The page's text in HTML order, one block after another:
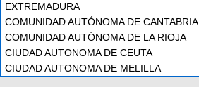
EXTREMADURA
COMUNIDAD AUTÓNOMA DE CANTABRIA
COMUNIDAD AUTÓNOMA DE LA RIOJA
CIUDAD AUTONOMA DE CEUTA
CIUDAD AUTONOMA DE MELILLA